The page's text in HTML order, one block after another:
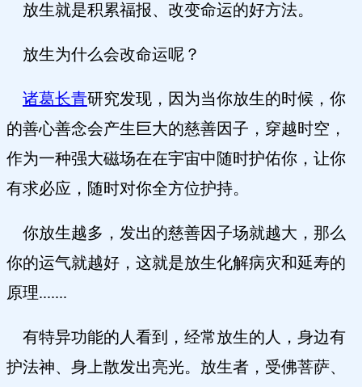
放生就是积累福报、改变命运的好方法。
放生为什么会改命运呢？
诸葛长青研究发现，因为当你放生的时候，你
的善心善念会产生巨大的慈善因子，穿越时空，
作为一种强大磁场在在宇宙中随时护佑你，让你
有求必应，随时对你全方位护持。
你放生越多，发出的慈善因子场就越大，那么
你的运气就越好，这就是放生化解病灾和延寿的
原理.......
有特异功能的人看到，经常放生的人，身边有
护法神、身上散发出亮光。放生者，受佛菩萨、